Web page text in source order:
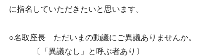
に指名していただきたいと思います。
○名取座長 ただいまの動議にご異議ありませんか。
〔「異議なし」と呼ぶ者あり〕